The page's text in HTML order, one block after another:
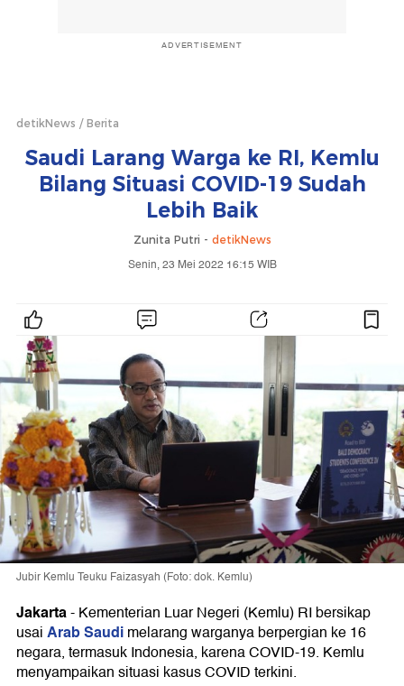
ADVERTISEMENT
detikNews Berita
Saudi Larang Warga ke RI, Kemlu
Bilang Situasi COVID-19 Sudah
Lebih Baik
Zunita Putri - detikNews
Senin, 23 Mei 2022 16:15 WIB
Jubir Kemlu Teuku Faizasyah (Foto: dok. Kemlu)
Jakarta-Kementerian Luar Negeri (Kemlu) RI bersikap
usaiArab Saudimelarang warganya berpergian ke 16
negara, termasuk Indonesia, karena COVID-19. Kemlu
menyampaikan situasi kasus COVID terkini.